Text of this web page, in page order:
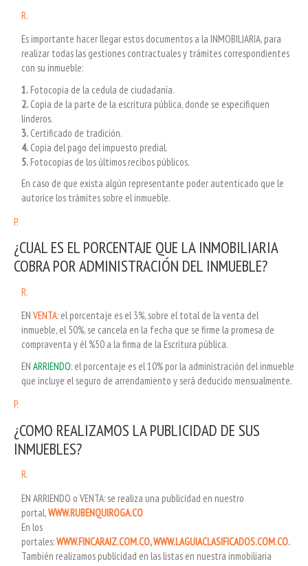
R.
Es importante hacer llegar estos documentos a la INMOBILIARIA, para
realizar todas las gestiones contractuales y trámites correspondientes
con su inmueble:
1.Fotocopia de la cedula de ciudadanía.
2.Copia de la parte de la escritura pública, donde se especifiquen
linderos.
3.Certificado de tradición.
4.Copia del pago del impuesto predial.
5.Fotocopias de los últimos recibos públicos.
En caso de que exista algún representante poder autenticado que le
autorice los trámites sobre el inmueble.
P.
¿CUAL ES EL PORCENTAJE QUE LA INMOBILIARIA
COBRA POR ADMINISTRACIÓN DEL INMUEBLE?
R.
EN VENTA: el porcentaje es el 3%, sobre el total de la venta del
inmueble, el 50%, se cancela en la fecha que se firme la promesa de
compraventa y él %50 a la firma de la Escritura pública.
EN ARRIENDO: el porcentaje es el 10% por la administración del inmueble
que incluye el seguro de arrendamiento y será deducido mensualmente.
P.
¿COMO REALIZAMOS LA PUBLICIDAD DE SUS
INMUEBLES?
R.
EN ARRIENDO o VENTA: se realiza una publicidad en nuestro
portal,WWW.RUBENQUIROGA.CO
En los
portales:WWW.FINCARAIZ.COM.CO,WWW.LAGUIACLASIFICADOS.COM.CO.
También realizamos publicidad en las listas en nuestra inmobiliaria